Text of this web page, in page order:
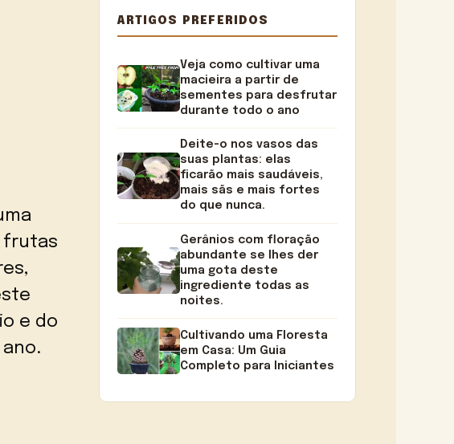
frutas
e do
ARTIGOS PREFERIDOS
Veja como cultivar uma
macieira a partir de
sementes para desfrutar
durante todo o ano
Deite-o nos vasos das
suas plantas: elas
ficarão mais saudáveis,
mais sãs e mais fortes
do que nunca.
Gerânios com floração
abundante se lhes der
uma gota deste
ingrediente todas as
noites.
Cultivando uma Floresta
em Casa: Um Guia
Completo para Iniciantes